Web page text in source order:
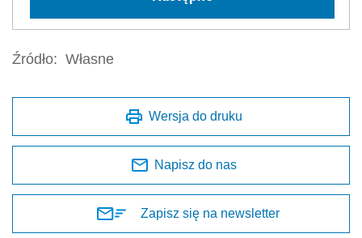
Źródło: Własne
Wersja do druku
Napisz do nas
Zapisz się na newsletter